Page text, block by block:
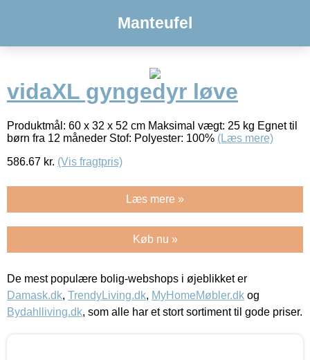
Manteufel
vidaXL gyngedyr løve
Produktmål: 60 x 32 x 52 cm Maksimal vægt: 25 kg Egnet til
børn fra 12 måneder Stof: Polyester: 100% (Læs mere)
586.67 kr. (Vis fragtpris)
Læs mere »
Køb nu »
De mest populære bolig-webshops i øjeblikket er
Damask.dk, TrendyLiving.dk, MyHomeMøbler.dk og
Bydahlliving.dk, som alle har et stort sortiment til gode priser.